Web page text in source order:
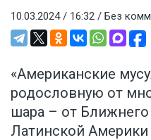
10.03.2024 / 16:32 / Без
«Американские
родословную от
шара – от
Латинской